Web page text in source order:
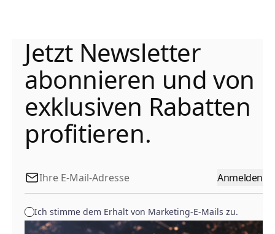
Jetzt Newsletter
abonnieren und von
exklusiven Rabatten
profitieren.
Anmelden
Ich stimme dem Erhalt von Marketing-E-Mails zu.